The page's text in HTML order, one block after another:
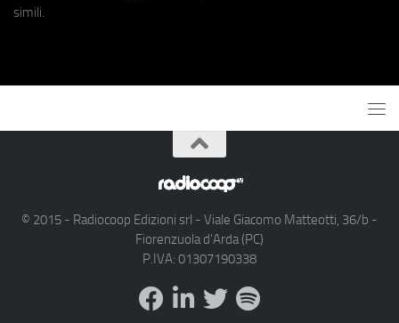
simili.
© 2015 - Radiocoop Edizioni srl - Viale Giacomo Matteotti, 36/b -
Fiorenzuola d'Arda (PC)
P.IVA: 01307190338